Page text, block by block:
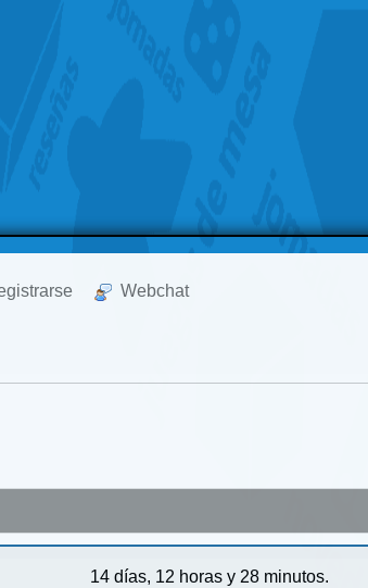
Webchat
14 días, 12 horas y 28 minutos.